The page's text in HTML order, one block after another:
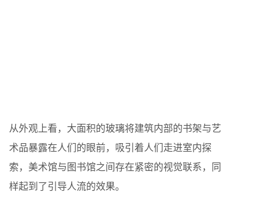
从外观上看，大面积的玻璃将建筑内部的书架与艺
术品暴露在人们的眼前，吸引着人们走进室内探
索，美术馆与图书馆之间存在紧密的视觉联系，同
样起到了引导人流的效果。